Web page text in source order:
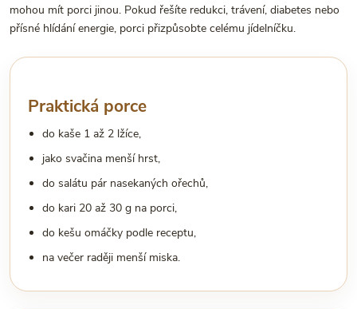
mohou mít porci jinou. Pokud řešíte redukci, trávení, diabetes nebo
přísné hlídání energie, porci přizpůsobte celému jídelníčku.
Praktická porce
do kaše 1 až 2 lžíce,
jako svačina menší hrst,
do salátu pár nasekaných ořechů,
do kari 20 až 30 g na porci,
do kešu omáčky podle receptu,
na večer raději menší miska.